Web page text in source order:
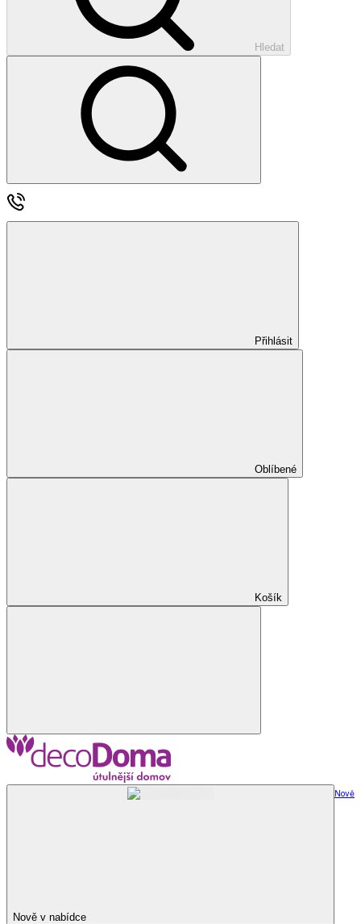
Hledat
Přihlásit
Oblíbené
Košík
Nově v nabídce
Nově